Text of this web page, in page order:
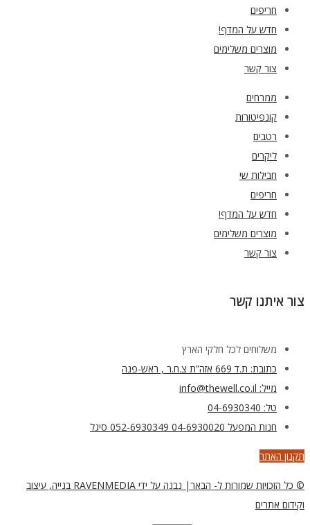
חריפים
חדש על המדף!
מוצרים משלימים
צור קשר
ממרחים
קונפיטורות
רטבים
ליקרים
חבילות שי
חריפים
חדש על המדף!
מוצרים משלימים
צור קשר
צור איתנו קשר
משלוחים לכל חלקי הארץ
כתובת: ת.ד 669 אזה”ת צ.ח.ר , ראש-פנה
מייל: info@thewell.co.il
טל: 04-6930340
חנות המפעל 04-6930020 052-6930349 סיגל
תקנון האתר
© כל הזכויות שמורות ל- הבאר| נבנה על ידי RAVENMEDIA בנייה, עיצוב
וקידום אתרים